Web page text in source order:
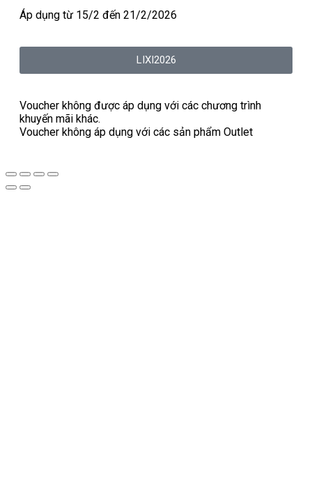
Áp dụng từ 15/2 đến 21/2/2026
LIXI2026
Voucher không được áp dụng với các chương trình
khuyến mãi khác.
Voucher không áp dụng với các sản phẩm Outlet